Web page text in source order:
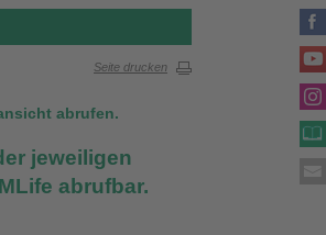
Seite drucken
abrufen.
jeweiligen
abrufbar.